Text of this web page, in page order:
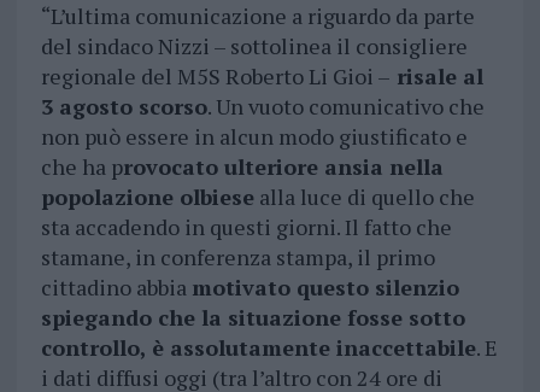
“L’ultima comunicazione a riguardo da parte
del sindaco Nizzi – sottolinea il consigliere
regionale del M5S Roberto Li Gioi – risale al
3 agosto scorso. Un vuoto comunicativo che
non può essere in alcun modo giustificato e
che ha provocato ulteriore ansia nella
popolazione olbiesealla luce di quello che
sta accadendo in questi giorni. Il fatto che
stamane, in conferenza stampa, il primo
cittadino abbia motivato questo silenzio
spiegando che la situazione fosse sotto
controllo, è assolutamente inaccettabile. E
i dati diffusi oggi (tra l’altro con 24 ore di